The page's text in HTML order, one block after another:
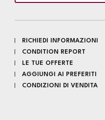
RICHIEDI INFORMAZIONI
CONDITION REPORT
LE TUE OFFERTE
AGGIUNGI AI PREFERITI
CONDIZIONI DI VENDITA